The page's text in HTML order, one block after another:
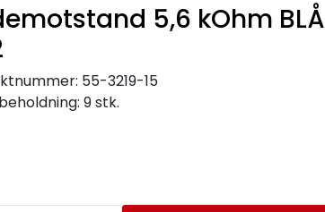
5,6 kOhm BLÅ
55-3219-15
9 stk.